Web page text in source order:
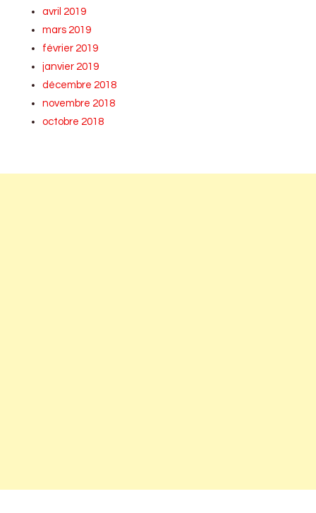
avril 2019
mars 2019
février 2019
janvier 2019
décembre 2018
novembre 2018
octobre 2018